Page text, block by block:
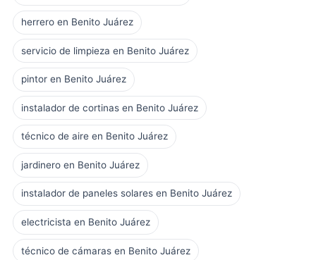
herrero en Benito Juárez
servicio de limpieza en Benito Juárez
pintor en Benito Juárez
instalador de cortinas en Benito Juárez
técnico de aire en Benito Juárez
jardinero en Benito Juárez
instalador de paneles solares en Benito Juárez
electricista en Benito Juárez
técnico de cámaras en Benito Juárez